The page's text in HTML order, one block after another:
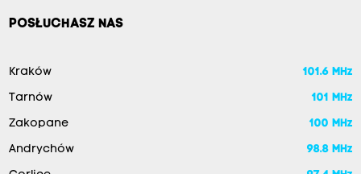
POSŁUCHASZ NAS
Kraków 101.6 MHz
Tarnów 101 MHz
Zakopane 100 MHz
Andrychów 98.8 MHz